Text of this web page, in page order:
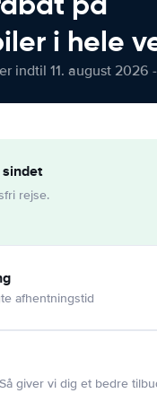
i hele
indtil 11. august 2026
rejse.
afhentningstid
giver vi dig et bedre